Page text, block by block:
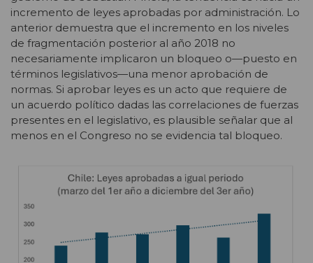
incremento de leyes aprobadas por administración. Lo
anterior demuestra que el incremento en los niveles
de fragmentación posterior al año 2018 no
necesariamente implicaron un bloqueo o—puesto en
términos legislativos—una menor aprobación de
normas. Si aprobar leyes es un acto que requiere de
un acuerdo político dadas las correlaciones de fuerzas
presentes en el legislativo, es plausible señalar que al
menos en el Congreso no se evidencia tal bloqueo.